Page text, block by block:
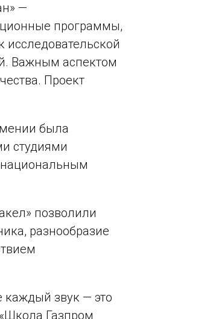
—
программы,
исследовательской
Важным аспектом
Проект
была
студиями
национальным
позволили
разнообразие
каждый звук — это
Газпром